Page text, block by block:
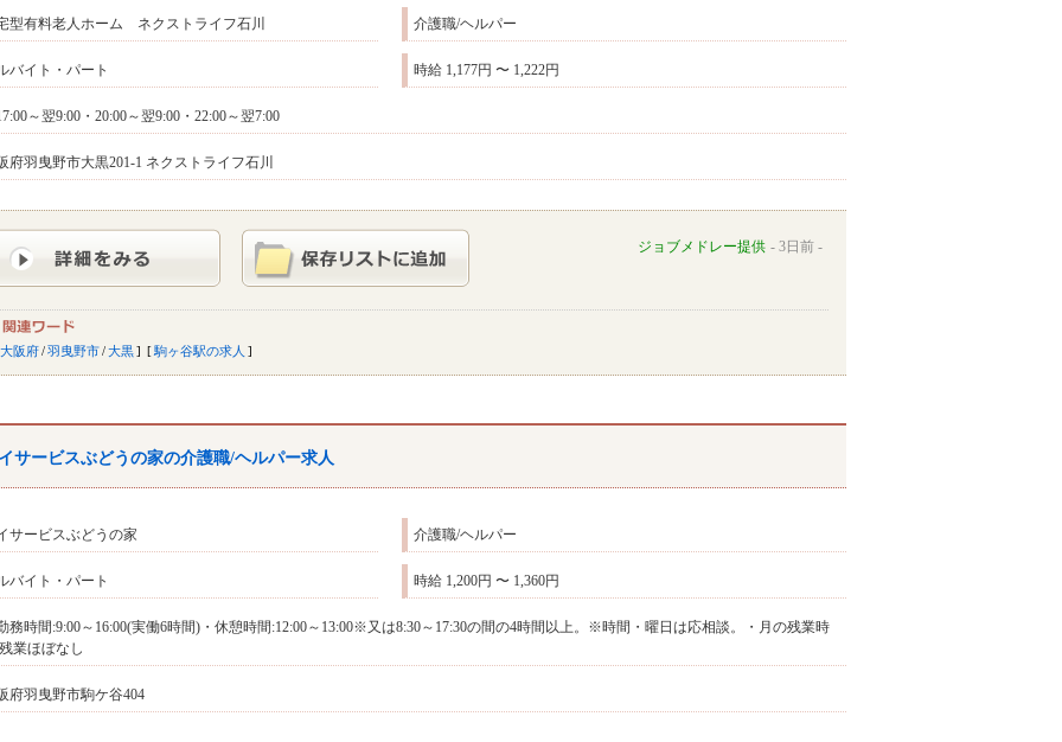
型有料老人ホーム ネクストライフ石川 介護職/ヘルパー
バイト・パート 時給 1,177円 〜 1,222円
～翌9:00・20:00～翌9:00・22:00～翌7:00
府羽曳野市大黒201-1 ネクストライフ石川
ジョブメドレー提供 3日前
大阪府/羽曳野市/大黒 駒ヶ谷駅の求人
サービスぶどうの家の介護職/ヘルパー求人
サービスぶどうの家 介護職/ヘルパー
バイト・パート 時給 1,200円 〜 1,360円
務時間:9:00～16:00(実働6時間)・休憩時間:12:00～13:00※又は8:30～17:30の間の4時間以上。※時間・曜日は応相談。・月の残業時
業ほぼなし
府羽曳野市駒ケ谷404